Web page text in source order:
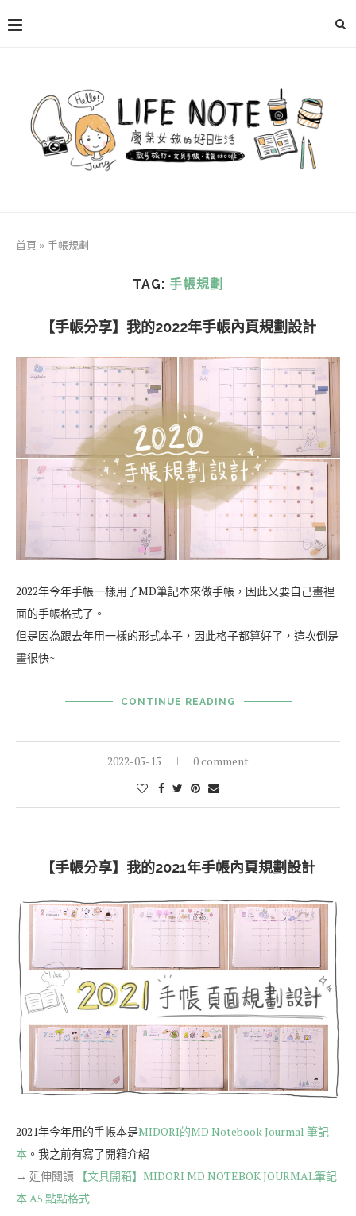
首頁 » 手帳規劃
TAG: 手帳規劃
【手帳分享】我的2022年手帳內頁規劃設計
2022年今年手帳一樣用了MD筆記本來做手帳，因此又要自己畫裡
面的手帳格式了。
但是因為跟去年用一樣的形式本子，因此格子都算好了，這次倒是
畫很快~
CONTINUE READING
2022-05-15 0 comment
【手帳分享】我的2021年手帳內頁規劃設計
2021年今年用的手帳本是MIDORI的MD Notebook Jourmal 筆記
本 。我之前有寫了開箱介紹
→ 延伸閱讀
【文具開箱】MIDORI MD NOTEBOK JOURMAL筆記
本 A5 點點格式